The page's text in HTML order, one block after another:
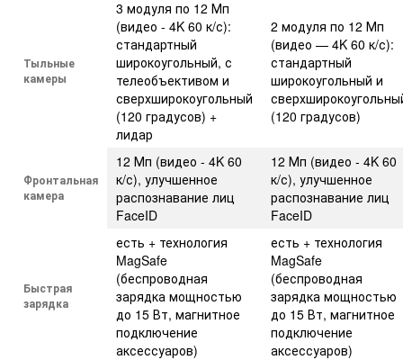
Тыльные
камеры
3 модуля по 12 Мп
(видео - 4K 60 к/с):
стандартный
широкоугольный, с
телеобъективом и
сверхширокоугольный
(120 градусов) +
лидар
2 модуля по 12 Мп
(видео — 4K 60 к/с):
стандартный
широкоугольный и
(120 градусов)
Фронтальная
камера
12 Мп (видео - 4K 60
к/с), улучшенное
распознавание лиц
FaceID
12 Мп (видео - 4K 60
к/с), улучшенное
распознавание лиц
FaceID
Быстрая
зарядка
есть + технология
MagSafe
(беспроводная
зарядка мощностью
до 15 Вт, магнитное
подключение
аксессуаров)
есть + технология
MagSafe
(беспроводная
зарядка мощностью
до 15 Вт, магнитное
подключение
аксессуаров)